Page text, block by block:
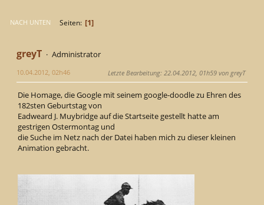
NACH UNTEN Seiten 1
greyT Administrator
10.04.2012, 02h46 Letzte Bearbeitung: 22.04.2012, 01h59 von greyT
Die Homage, die Google mit seinem google-doodle zu Ehren des
182sten Geburtstag von
Eadweard J. Muybridge auf die Startseite gestellt hatte am
gestrigen Ostermontag und
die Suche im Netz nach der Datei haben mich zu dieser kleinen
Animation gebracht.